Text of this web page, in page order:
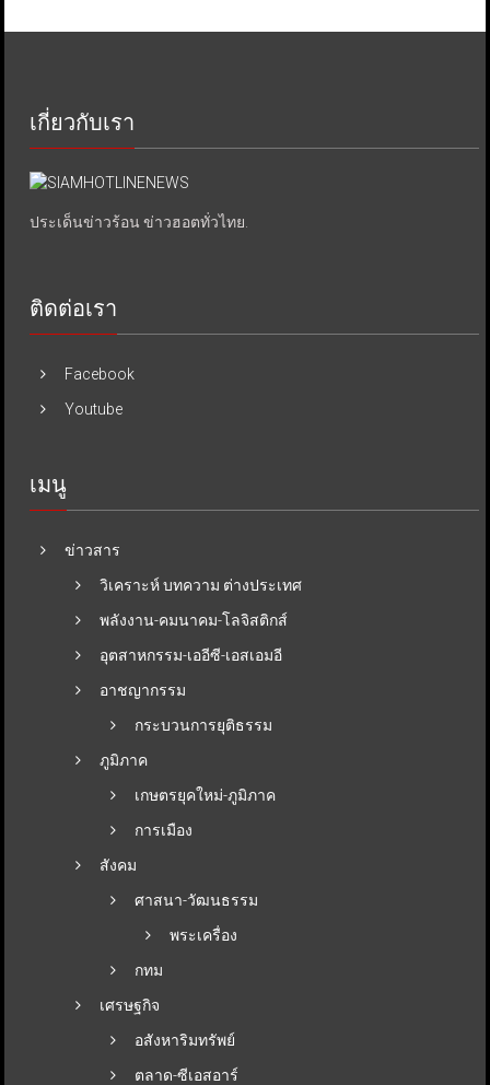
เกี่ยวกับเรา
ประเด็นข่าวร้อน ข่าวฮอตทั่วไทย.
ติดต่อเรา
Facebook
Youtube
เมนู
ข่าวสาร
วิเคราะห์ บทความ ต่างประเทศ
พลังงาน-คมนาคม-โลจิสติกส์
อุตสาหกรรม-เออีซี-เอสเอมอี
อาชญากรรม
กระบวนการยุติธรรม
ภูมิภาค
เกษตรยุคใหม่-ภูมิภาค
การเมือง
สังคม
ศาสนา-วัฒนธรรม
พระเครื่อง
กทม
เศรษฐกิจ
อสังหาริมทรัพย์
ตลาด-ซีเอสอาร์